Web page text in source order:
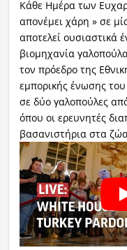
Κάθε Ημέρα των
απονέμει χάρη » σε
αποτελεί ουσιαστικά
βιομηχανία
τον πρόεδρο της
εμπορικής ένωσης
σε δύο γαλοπούλες
όπου οι ερευνητές
βασανιστήρια στα